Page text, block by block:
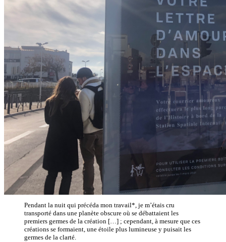
Pendant la nuit qui précéda mon travail*, je m’étais cru
transporté dans une planète obscure où se débattaient les
premiers germes de la création […] ; cependant, à mesure que ces
créations se formaient, une étoile plus lumineuse y puisait les
germes de la clarté.